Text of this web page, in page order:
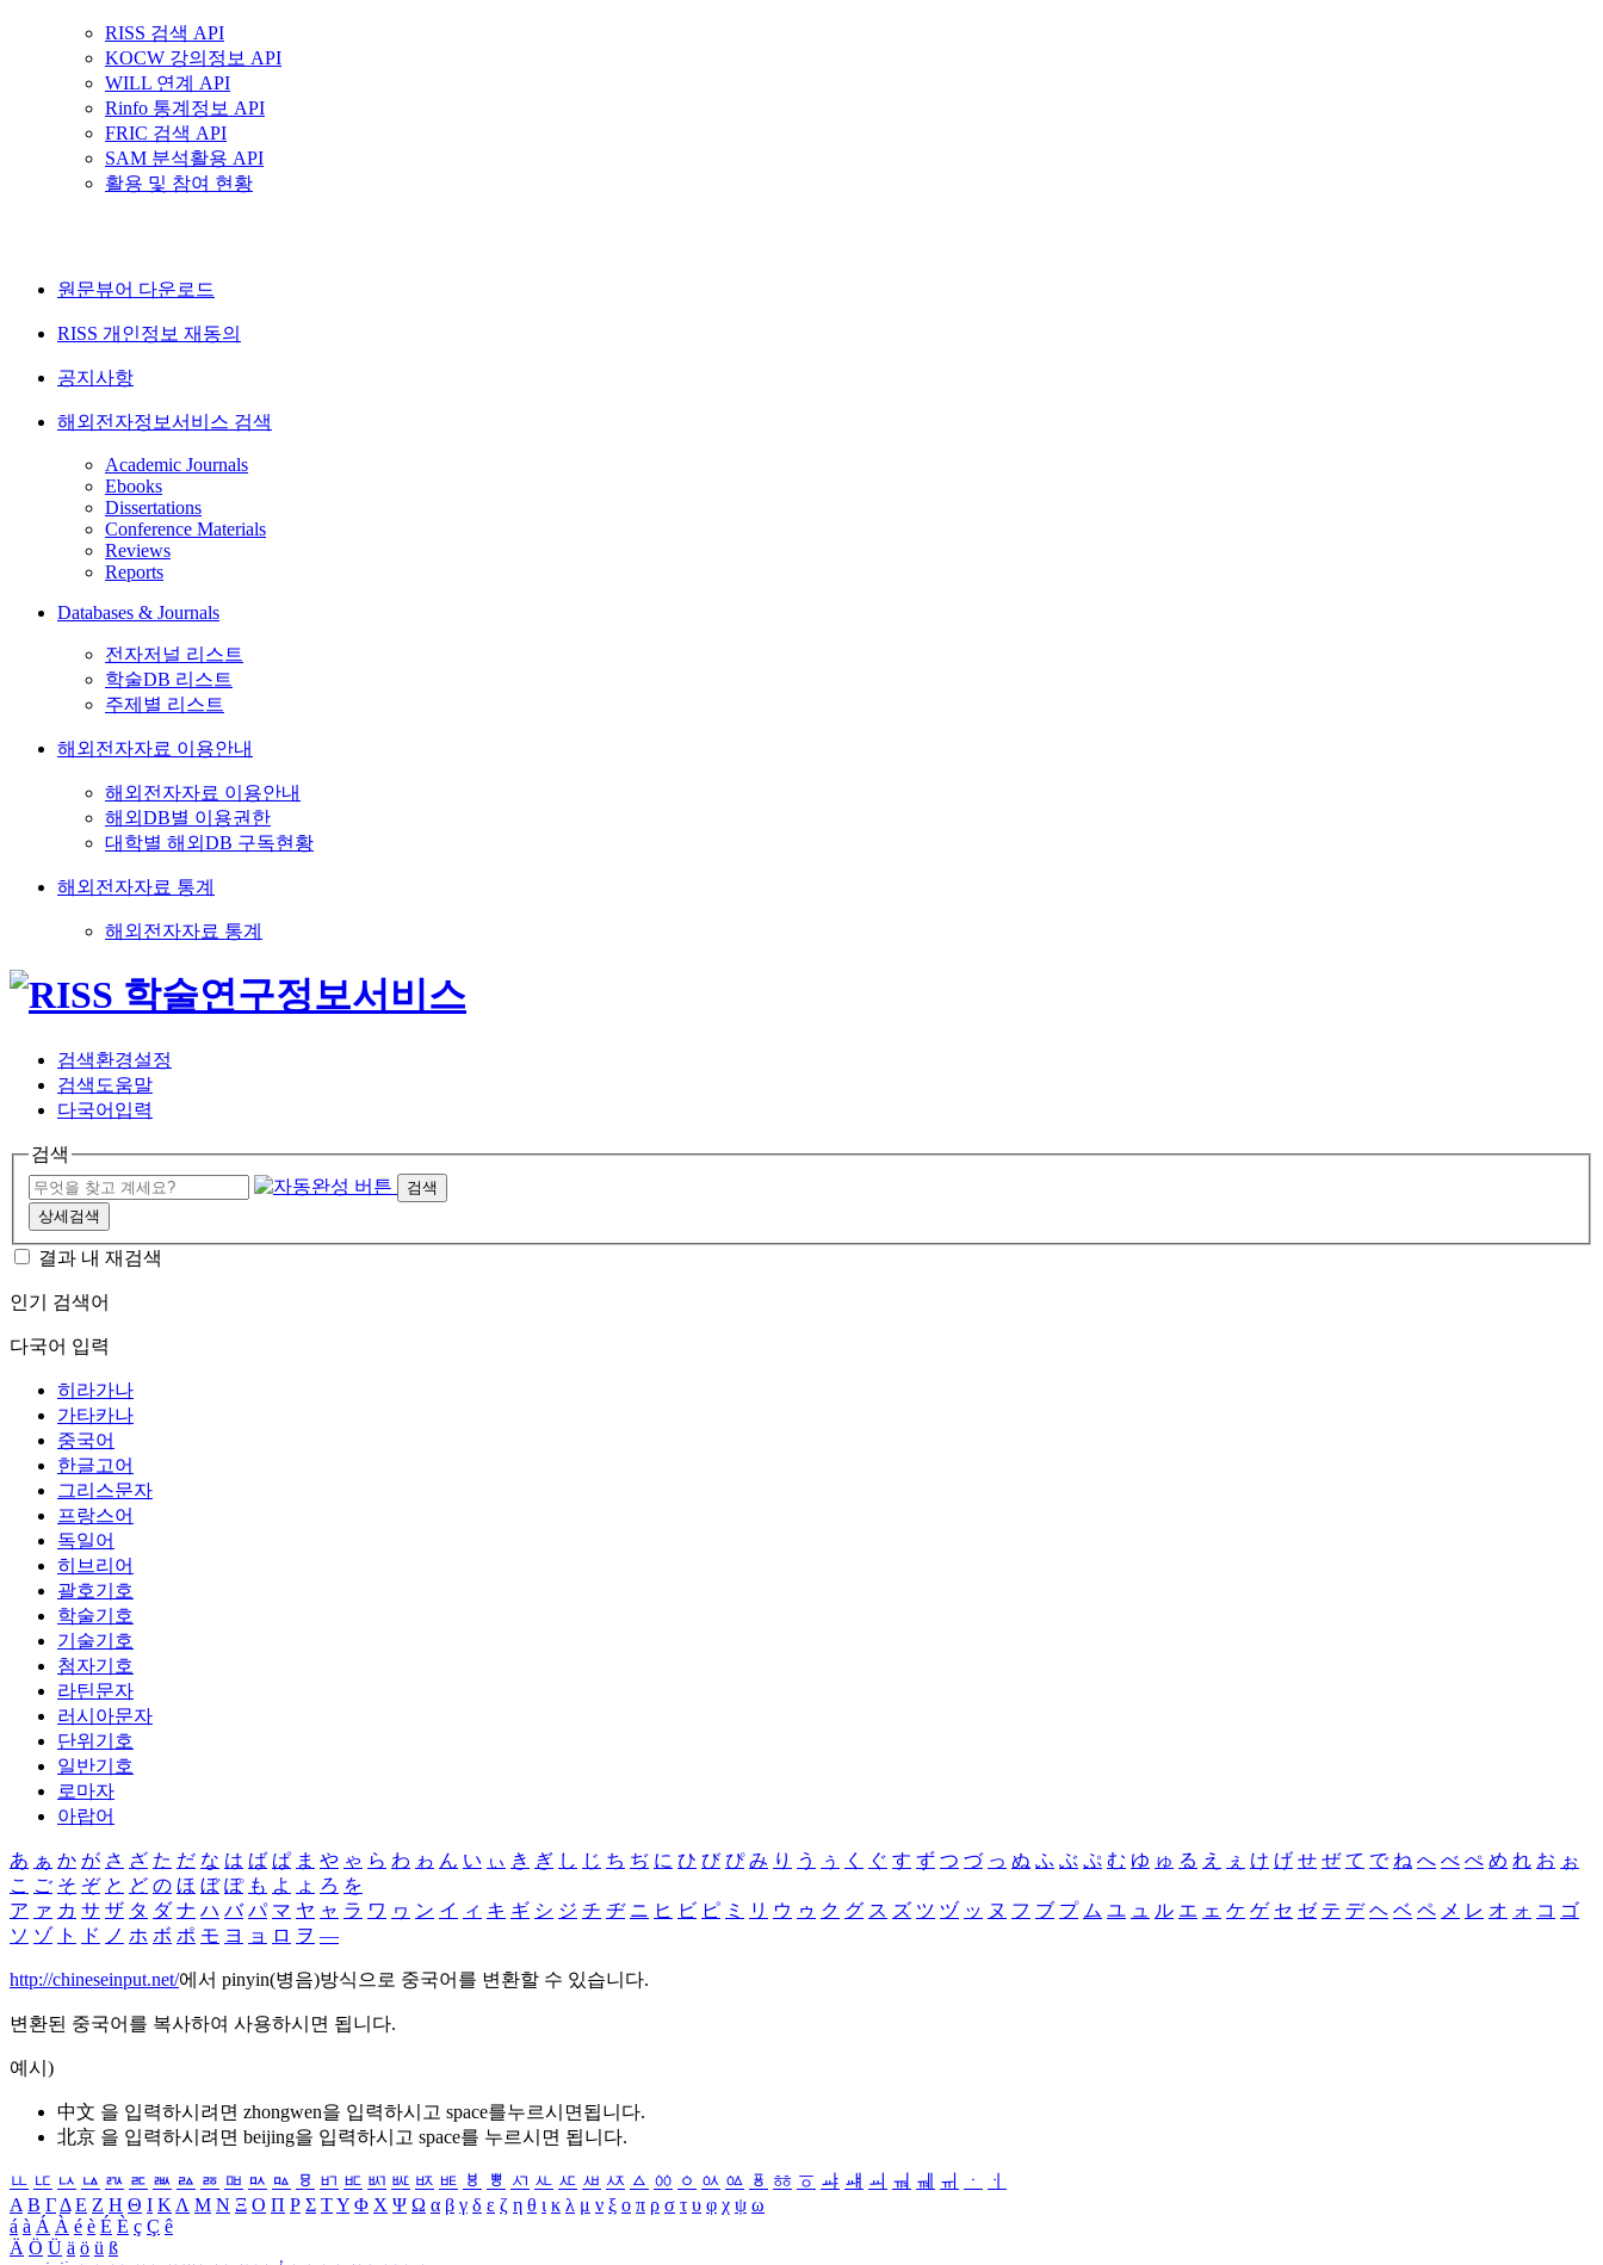
RISS 검색 API
KOCW 강의정보 API
WILL 연계 API
Rinfo 통계정보 API
FRIC 검색 API
SAM 분석활용 API
활용 및 참여 현황
원문뷰어 다운로드
RISS 개인정보 재동의
공지사항
해외전자정보서비스 검색
Academic Journals
Ebooks
Dissertations
Conference Materials
Reviews
Reports
Databases & Journals
전자저널 리스트
학술DB 리스트
주제별 리스트
해외전자자료 이용안내
해외전자자료 이용안내
해외DB별 이용권한
대학별 해외DB 구독현황
해외전자자료 통계
해외전자자료 통계
검색환경설정
검색도움말
다국어입력
검색
검색
상세검색
결과 내 재검색
인기 검색어
다국어 입력
히라가나
가타카나
중국어
한글고어
그리스문자
프랑스어
독일어
히브리어
괄호기호
학술기호
기술기호
첨자기호
라틴문자
러시아문자
단위기호
일반기호
로마자
아랍어
あ ぁ か が さ ざ た だ な は ば ぱ ま や ゃ ら わ ゎ ん い ぃ き ぎ し じ ち ぢ に ひ び ぴ み り う ぅ く ぐ す ず つ づ っ ぬ ふ ぶ ぷ む ゆ ゅ る え ぇ け げ せ ぜ て で ね へ べ ぺ め れ お ぉ
こ ご そ ぞ と ど の ほ ぼ ぽ も よ ょ ろ を
ア ァ カ サ ザ タ ダ ナ ハ バ パ マ ヤ ャ ラ ワ ヮ ン イ ィ キ ギ シ ジ チ ヂ ニ ヒ ビ ピ ミ リ ウ ゥ ク グ ス ズ ツ ヅ ッ ヌ フ ブ プ ム ユ ュ ル エ ェ ケ ゲ セ ゼ テ デ ヘ ベ ペ メ レ オ ォ コ ゴ
ソ ゾ ト ド ノ ホ ボ ポ モ ヨ ョ ロ ヲ ―
http://chineseinput.net/에서 pinyin(병음)방식으로 중국어를 변환할 수 있습니다.
변환된 중국어를 복사하여 사용하시면 됩니다.
예시)
中文 을 입력하시려면 zhongwen을 입력하시고 space를누르시면됩니다.
北京 을 입력하시려면 beijing을 입력하시고 space를 누르시면 됩니다.
ㅥ ㅦ ㅧ ㅨ ㅩ ㅪ ㅫ ㅬ ㅭ ㅮ ㅯ ㅰ ㅱ ㅲ ㅳ ㅴ ㅵ ㅶ ㅷ ㅸ ㅹ ㅺ ㅻ ㅼ ㅽ ㅾ ㅿ ㆀ ㆁ ㆂ ㆃ ㆄ ㆅ ㆆ ㆇ ㆈ ㆉ ㆊ ㆋ ㆌ ㆍ
ㆎ
Α Β ΓΔ Ε Ζ Η Θ Ι ΚΛ Μ Ν Ξ Ο Π Ρ Σ ΤΥ Φ Χ Ψ Ω α β γ δ ε ζ η θ ι κ λ μ ν ξ ο π ρ σ τ υ φ χ ψ ω
á à Á À é è É È ç Ç ê
Ä Ö Ü ä ö ü ß